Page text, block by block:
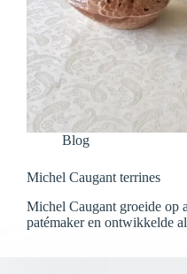
Blog
Michel Caugant terrines
Michel Caugant groeide op
patémaker en ontwikkelde